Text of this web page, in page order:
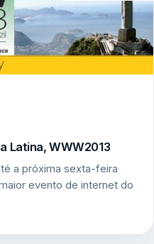
Latina, WWW2013
a próxima sexta-feira
evento de internet do